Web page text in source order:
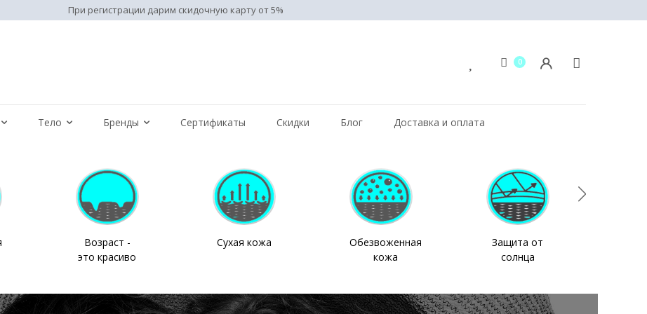
При регистрации дарим скидочную карту от 5%
0
Тело Бренды Сертификаты Скидки Блог Доставка и оплата
Возраст -
это красиво
Сухая кожа
Обезвоженная
кожа
Защита от
солнца